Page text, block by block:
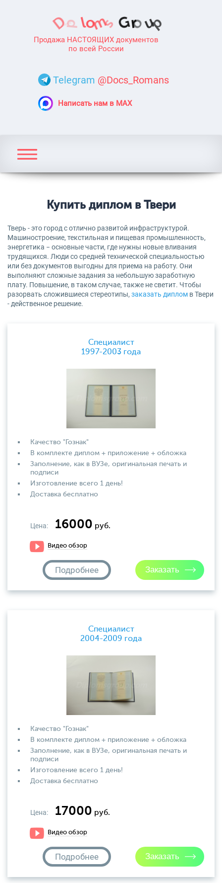
Продажа НАСТОЯЩИХ документов
по всей России
Telegram @Docs_Romans
Написать нам в MAX
Купить диплом в Твери
Тверь - это город с отлично развитой инфраструктурой.
Машиностроение, текстильная и пищевая промышленность,
энергетика − основные части, где нужны новые вливания
трудящихся. Люди со средней технической специальностью
или без документов выгодны для приема на работу. Они
выполняют сложные задания за небольшую заработную
плату. Повышение, в таком случае, также не светит. Чтобы
разорвать сложившиеся стереотипы, заказать диплом в Твери
- действенное решение.
Специалист
1997-2003 года
Качество "Гознак"
В комплекте диплом + приложение + обложка
Заполнение, как в ВУЗе, оригинальная печать и
подписи
Изготовление всего 1 день!
Доставка бесплатно
Цена: 16000 руб.
Видео обзор
Подробнее
Специалист
2004-2009 года
Качество "Гознак"
В комплекте диплом + приложение + обложка
Заполнение, как в ВУЗе, оригинальная печать и
подписи
Изготовление всего 1 день!
Доставка бесплатно
Цена: 17000 руб.
Видео обзор
Подробнее